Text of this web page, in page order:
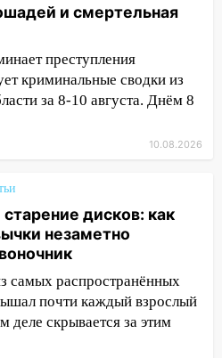
Балтийской: в
спасатели
пожар
на 10 августа в
во время шторма на
упало дерево
выгорела кухня в
о том, с
сталкиваются
и смертельная
преступления
криминальные сводки из
за 8-10 августа. Днём 8
10.08.2026
дисков: как
незаметно
самых распространённых
почти каждый взрослый
деле скрывается за этим